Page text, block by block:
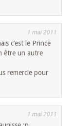
1 mai 2011
c’est le Prince
être un autre
remercie pour
1 mai 2011